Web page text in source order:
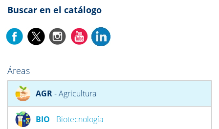
Buscar en el catálogo
Áreas
AGR- Agricultura
BIO - Biotecnología